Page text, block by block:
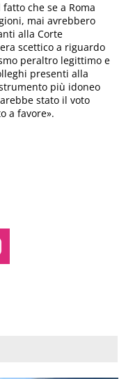
che se a Roma
mai avrebbero
alla Corte
scettico a riguardo
peraltro legittimo e
presenti alla
più idoneo
stato il voto
a favore».